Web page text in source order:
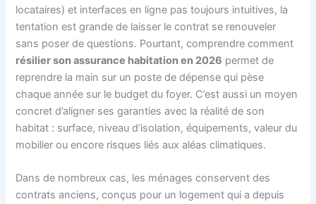
locataires) et interfaces en ligne pas toujours intuitives, la
tentation est grande de laisser le contrat se renouveler
sans poser de questions. Pourtant, comprendre comment
résilier son assurance habitation en 2026 permet de
reprendre la main sur un poste de dépense qui pèse
chaque année sur le budget du foyer. C’est aussi un moyen
concret d’aligner ses garanties avec la réalité de son
habitat : surface, niveau d’isolation, équipements, valeur du
mobilier ou encore risques liés aux aléas climatiques.
Dans de nombreux cas, les ménages conservent des
contrats anciens, conçus pour un logement qui a depuis